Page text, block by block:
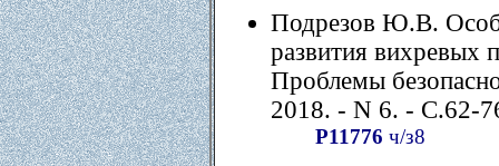
Подрезов Ю.В.
развития вихревых
Проблемы
2018. - N 6. - C.62-
Р11776 ч/з8